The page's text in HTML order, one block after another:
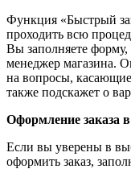
Функция «Быстрый
проходить всю
Вы заполняете форму,
менеджер магазина.
на вопросы,
также подскажет о
Оформление заказа
Если вы уверены в
оформить заказ,